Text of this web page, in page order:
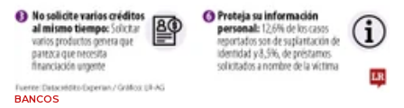
BANCOS